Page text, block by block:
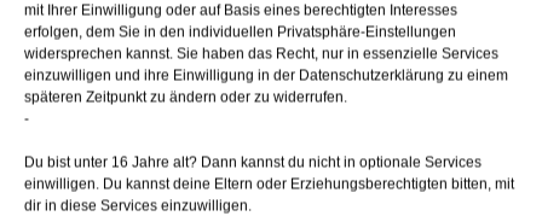
mit Ihrer Einwilligung oder auf Basis eines berechtigten Interesses
erfolgen, dem Sie in den individuellen Privatsphäre-Einstellungen
widersprechen kannst. Sie haben das Recht, nur in essenzielle Services
einzuwilligen und ihre Einwilligung in der Datenschutzerklärung zu einem
späteren Zeitpunkt zu ändern oder zu widerrufen.
-
Du bist unter 16 Jahre alt? Dann kannst du nicht in optionale Services
einwilligen. Du kannst deine Eltern oder Erziehungsberechtigten bitten, mit
dir in diese Services einzuwilligen.
nicht dazu
zwingen, mit einem nicht beteiligten Dritten in vertragliche
Beziehungen zu
treten und diesem hochsensible Finanzdaten zu übermitteln.
Grundsätzlich
Den Kunden müssten jedoch weitere kostenlose
Zahlungsmöglichkeiten
angeboten werden.